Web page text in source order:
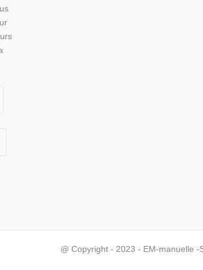
@ Copyright - 2023 - EM-manuelle